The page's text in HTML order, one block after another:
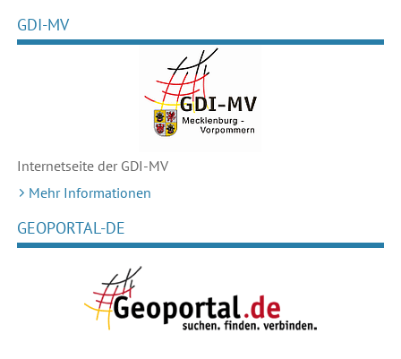
GDI-MV
Internetseite der GDI-MV
Mehr Informationen
GEOPORTAL-DE